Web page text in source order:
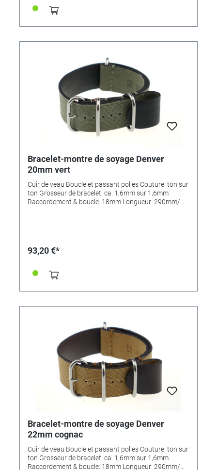
Bracelet-montre de soyage Denver
20mm vert
Cuir de veau Boucle et passant polies Couture: ton sur
ton Grosseur de bracelet: ca. 1,6mm sur 1,6mm
Raccordement & boucle: 18mm Longueur: 290mm/
93,20 €*
Bracelet-montre de soyage Denver
22mm cognac
Cuir de veau Boucle et passant polies Couture: ton sur
ton Grosseur de bracelet: ca. 1,6mm sur 1,6mm
Raccordement & boucle: 18mm Longueur: 290mm/